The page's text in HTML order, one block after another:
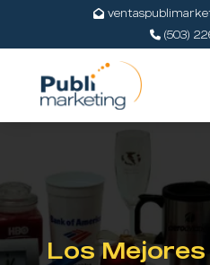
(503)
Los